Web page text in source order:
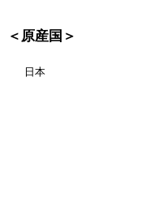
＜原産国＞
日本